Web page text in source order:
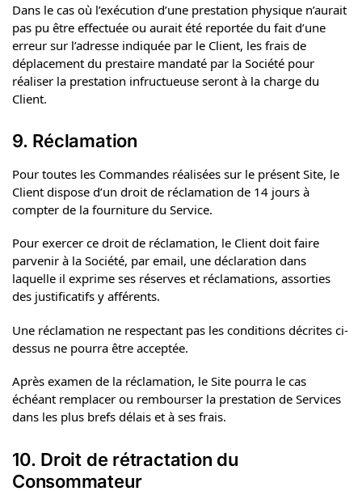
Dans le cas où l’exécution d’une prestation physique n’aurait
pas pu être effectuée ou aurait été reportée du fait d’une
erreur sur l’adresse indiquée par le Client, les frais de
déplacement du prestaire mandaté par la Société pour
réaliser la prestation infructueuse seront à la charge du
Client.
9. Réclamation
Pour toutes les Commandes réalisées sur le présent Site, le
Client dispose d’un droit de réclamation de 14 jours à
compter de la fourniture du Service.
Pour exercer ce droit de réclamation, le Client doit faire
parvenir à la Société, par email, une déclaration dans
laquelle il exprime ses réserves et réclamations, assorties
des justificatifs y afférents.
Une réclamation ne respectant pas les conditions décrites ci-
dessus ne pourra être acceptée.
Après examen de la réclamation, le Site pourra le cas
échéant remplacer ou rembourser la prestation de Services
dans les plus brefs délais et à ses frais.
10. Droit de rétractation du
Consommateur